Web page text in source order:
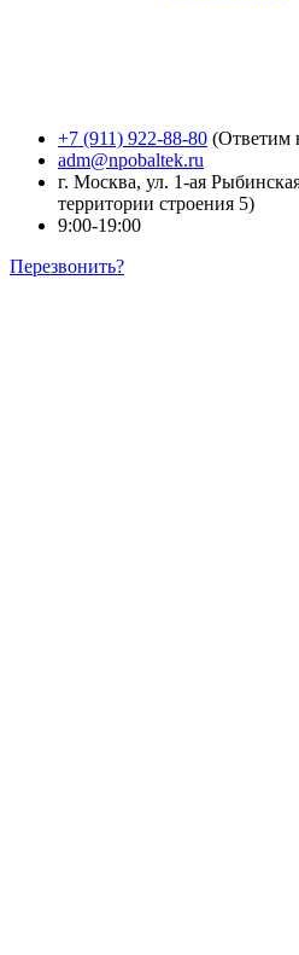
+7 (911) 922-88-80 (Ответим
adm@npobaltek.ru
г. Москва, ул. 1-ая
территории строения 5)
9:00-19:00
Перезвонить?